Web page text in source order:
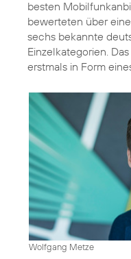
besten
bewerteten über
sechs bekannte
Einzelkategorien.
erstmals in Form
Wolfgang Metze